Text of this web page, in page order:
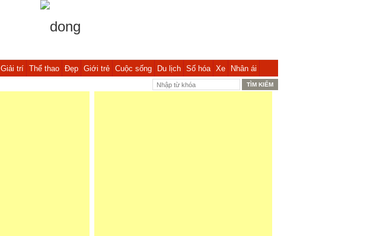
Giải trí Thể thao Đẹp Giới trẻ Cuộc sống Du lịch Số hóa Xe Nhân ái